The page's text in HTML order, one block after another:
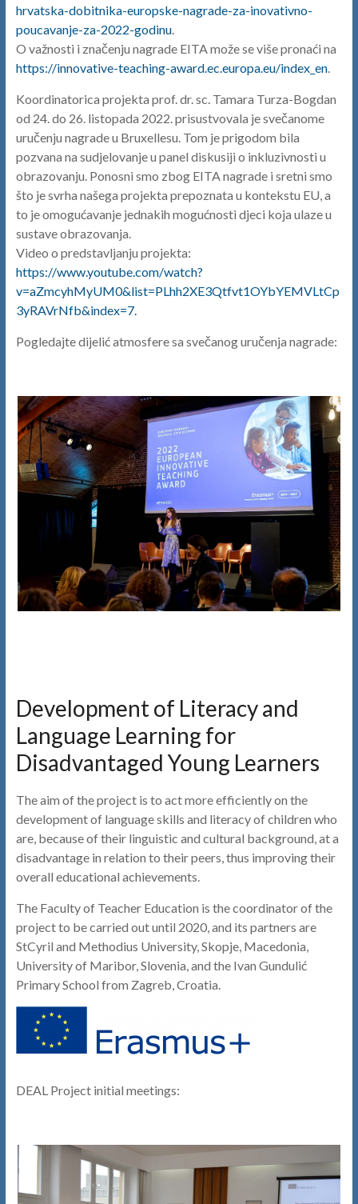
hrvatska-dobitnika-europske-nagrade-za-inovativno-
poucavanje-za-2022-godinu.
O važnosti i značenju nagrade EITA može se više pronaći na
https://innovative-teaching-award.ec.europa.eu/index_en.
Koordinatorica projekta prof. dr. sc. Tamara Turza-Bogdan
od 24. do 26. listopada 2022. prisustvovala je svečanome
uručenju nagrade u Bruxellesu. Tom je prigodom bila
pozvana na sudjelovanje u panel diskusiji o inkluzivnosti u
obrazovanju. Ponosni smo zbog EITA nagrade i sretni smo
što je svrha našega projekta prepoznata u kontekstu EU, a
to je omogućavanje jednakih mogućnosti djeci koja ulaze u
sustave obrazovanja.
Video o predstavljanju projekta:
https://www.youtube.com/watch?
v=aZmcyhMyUM0&list=PLhh2XE3Qtfvt1OYbYEMVLtCp
3yRAVrNfb&index=7.
Pogledajte dijelić atmosfere sa svečanog uručenja nagrade:
Development of Literacy and
Language Learning for
Disadvantaged Young Learners
The aim of the project is to act more efficiently on the
development of language skills and literacy of children who
are, because of their linguistic and cultural background, at a
disadvantage in relation to their peers, thus improving their
overall educational achievements.
The Faculty of Teacher Education is the coordinator of the
project to be carried out until 2020, and its partners are
StCyril and Methodius University, Skopje, Macedonia,
University of Maribor, Slovenia, and the Ivan Gundulić
Primary School from Zagreb, Croatia.
DEAL Project initial meetings: